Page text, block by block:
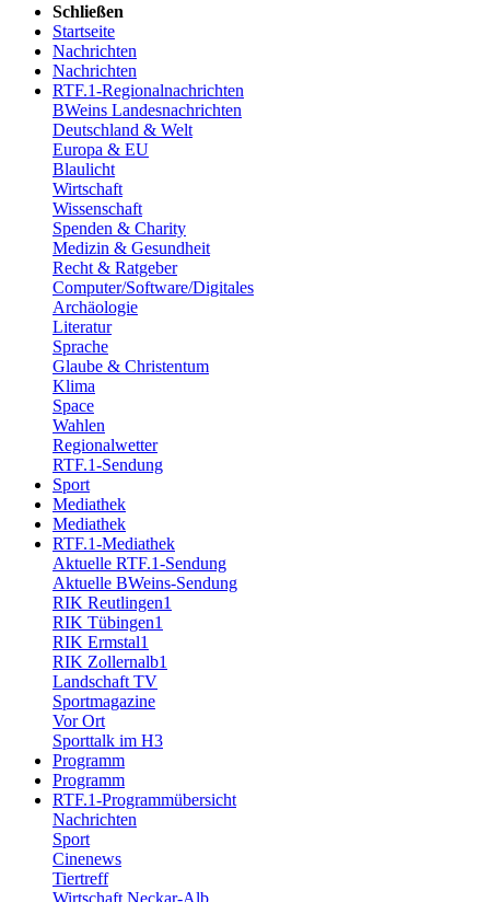
Schließen
Startseite
Nachrichten
Nachrichten
RTF.1-Regionalnachrichten
BWeins Landesnachrichten
Deutschland & Welt
Europa & EU
Blaulicht
Wirtschaft
Wissenschaft
Spenden & Charity
Medizin & Gesundheit
Recht & Ratgeber
Computer/Software/Digitales
Archäologie
Literatur
Sprache
Glaube & Christentum
Klima
Space
Wahlen
Regionalwetter
RTF.1-Sendung
Sport
Mediathek
Mediathek
RTF.1-Mediathek
Aktuelle RTF.1-Sendung
Aktuelle BWeins-Sendung
RIK Reutlingen1
RIK Tübingen1
RIK Ermstal1
RIK Zollernalb1
Landschaft TV
Sportmagazine
Vor Ort
Sporttalk im H3
Programm
Programm
RTF.1-Programmübersicht
Nachrichten
Sport
Cinenews
Tiertreff
Wirtschaft Neckar-Alb